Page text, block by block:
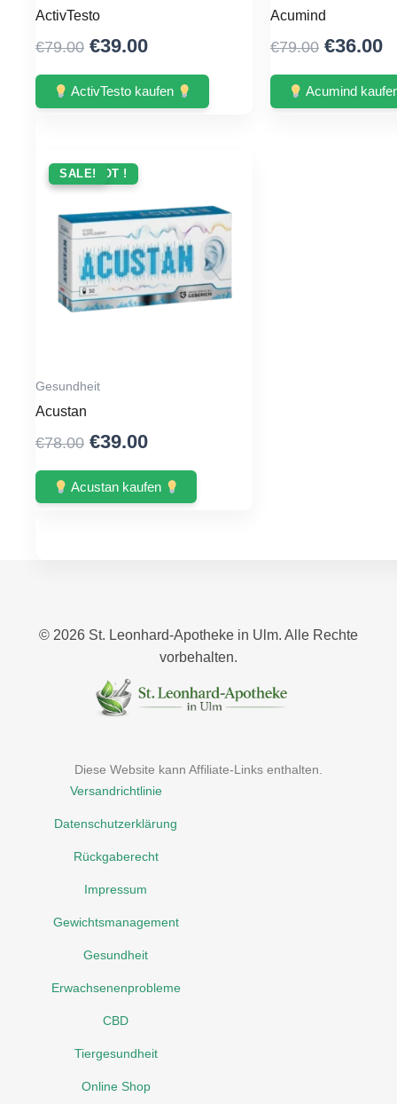
ActivTesto
€79.00 Original
price
was:
€39.00Current
price
is:
ActivTesto kaufen
Acumind
€79.00 Original
price
was:
€36.00
Acumind
ANGEBOT !
SALE!
Gesundheit
Acustan
€78.00 Original
price
was:
€39.00Current
price
is:
Acustan kaufen
© 2026 St. Leonhard‑Apotheke in Ulm. Alle Rechte
vorbehalten.
Diese Website kann Affiliate-Links enthalten.
Versandrichtlinie
Datenschutzerklärung
Rückgaberecht
Impressum
Gewichtsmanagement
Gesundheit
Erwachsenenprobleme
CBD
Tiergesundheit
Online Shop